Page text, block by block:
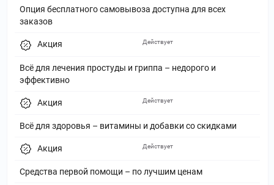
Опция бесплатного самовывоза доступна для всех
заказов
Акция
Всё для лечения простуды и гриппа – недорого и
эффективно
Действует
Акция
Всё для здоровья – витамины и добавки со скидками
Действует
Акция
Средства первой помощи – по лучшим ценам
Действует